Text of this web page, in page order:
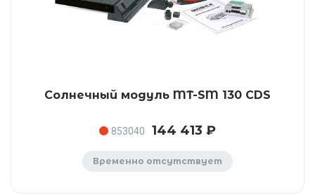
Солнечный модуль MT-SM 130 CDS
853040 144 413 ₽
Временно отсутствует